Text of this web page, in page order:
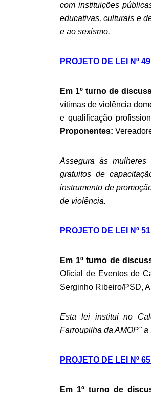
com instituições
educativas, culturais e
e ao sexismo.
PROJETO DE LEI Nº
Em 1º turno de
vítimas de violência
e qualificação
Proponentes:
Assegura às
gratuitos de
instrumento de
de violência.
PROJETO DE LEI Nº
Em 1º turno de
Oficial de Eventos de
Serginho Ribeiro/PSD,
Esta lei institui no
Farroupilha da AMOP"
PROJETO DE LEI Nº
Em 1º turno de